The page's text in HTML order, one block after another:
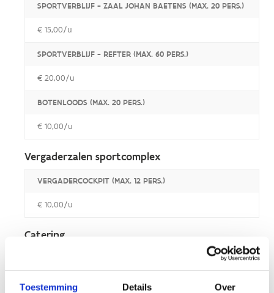
Toestemming Details Over
SPORTVERBLIJF - ZAAL JOHAN BAETENS (MAX. 20 PERS.)
€ 15,00/u
SPORTVERBLIJF - REFTER (MAX. 60 PERS.)
€ 20,00/u
BOTENLOODS (MAX. 20 PERS.)
€ 10,00/u
Vergaderzalen sportcomplex
VERGADERCOCKPIT (MAX. 12 PERS.)
€ 10,00/u
Catering
€ 3,20/persoon per halve dag